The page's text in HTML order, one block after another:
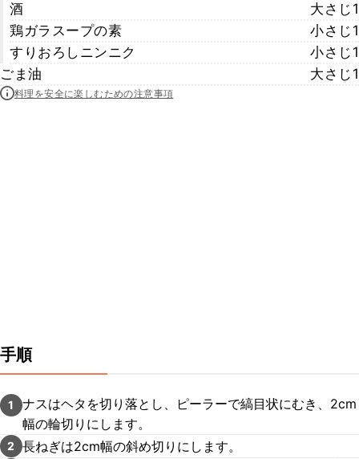
酒
大さじ1
鶏ガラスープの素
小さじ1
すりおろしニンニク
小さじ1
ごま油
大さじ1
料理を安全に楽しむための注意事項
手順
1
ナスはヘタを切り落とし、ピーラーで縞目状にむき、2cm
幅の輪切りにします。
2 長ねぎは2cm幅の斜め切りにします。